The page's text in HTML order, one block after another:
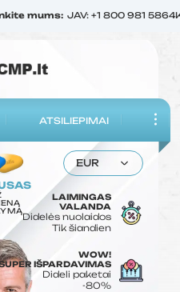
mums: JAV: +1 800 981 5864
ATSILIEPIMAI
EUR
LAIMINGAS
VALANDA
Didelės nuolaidos
Tik šiandien
WOW!
IŠPARDAVIMAS
Dideli paketai
-80%